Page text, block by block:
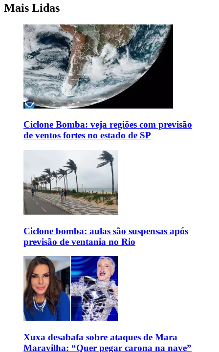
Mais Lidas
Ciclone Bomba: veja regiões com previsão
de ventos fortes no estado de SP
Ciclone bomba: aulas são suspensas após
previsão de ventania no Rio
Xuxa desabafa sobre ataques de Mara
Maravilha: “Quer pegar carona na nave”